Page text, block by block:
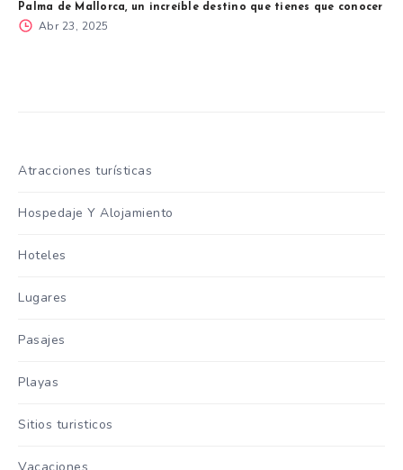
Palma de Mallorca, un increíble destino que tienes que conocer
Abr 23, 2025
Atracciones turísticas
Hospedaje Y Alojamiento
Hoteles
Lugares
Pasajes
Playas
Sitios turisticos
Vacaciones